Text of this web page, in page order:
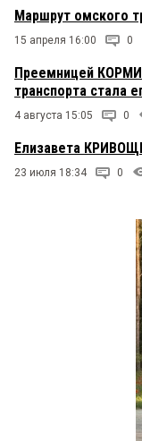
Маршрут омского
15 апреля 16:00 0
Преемницей
транспорта стала
4 августа 15:05 0
Елизавета
23 июля 18:34 0